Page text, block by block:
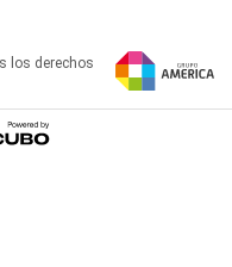
los derechos